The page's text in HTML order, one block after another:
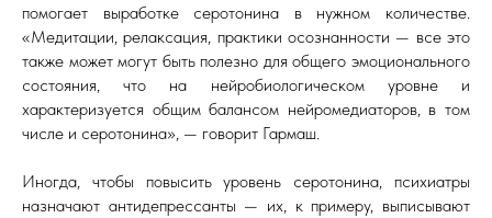
помогает выработке серотонина в нужном количестве.
«Медитации, релаксация, практики осознанности — все это
также может могут быть полезно для общего эмоционального
состояния, что на нейробиологическом уровне и
характеризуется общим балансом нейромедиаторов, в том
числе и серотонина», — говорит Гармаш.
Иногда, чтобы повысить уровень серотонина, психиатры
назначают антидепрессанты — их, к примеру, выписывают